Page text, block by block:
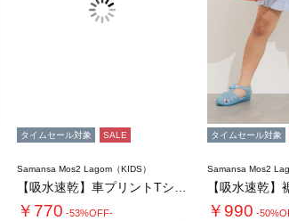
タイムセール対象 SALE
Samansa Mos2 Lagom（KIDS）
￥770 -53%OFF-
タイムセール対象
Samansa Mos2
￥990 -